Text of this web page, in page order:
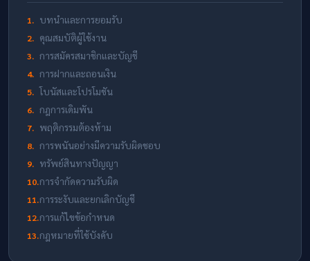
1. บทนำและการยอมรับ
2. คุณสมบัติผู้ใช้งาน
3. การสมัครสมาชิกและบัญชี
4. การฝากและถอนเงิน
5. โบนัสและโปรโมชัน
6. กฎการเดิมพัน
7. พฤติกรรมต้องห้าม
8. การพนันอย่างมีความรับผิดชอบ
9. ทรัพย์สินทางปัญญา
10.การจำกัดความรับผิด
11.การระงับและยกเลิกบัญชี
12.การแก้ไขข้อกำหนด
13.กฎหมายที่ใช้บังคับ